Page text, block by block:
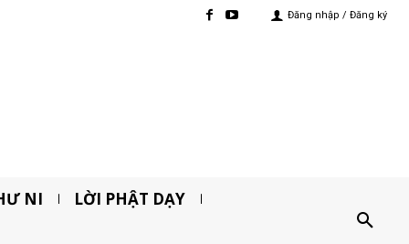
Đăng nhập / Đăng ký
NI LỜI PHẬT DẠY